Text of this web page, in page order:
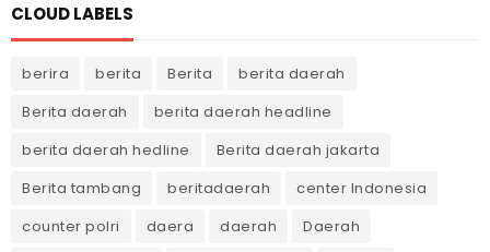
CLOUD LABELS
berira berita Berita
berita daerah
Berita daerah
berita daerah headline
berita daerah hedline
Berita daerah jakarta
Berita tambang
beritadaerah
center Indonesia
counter polri
daera daerah
Daerah